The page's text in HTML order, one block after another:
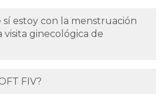
estoy con la menstruación
visita ginecológica de
FIV?